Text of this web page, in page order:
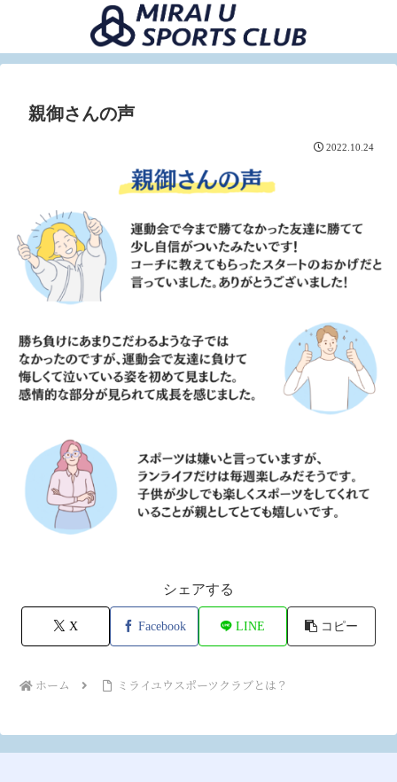
親御さんの声
2022.10.24
シェアする
X Facebook LINE コピー
ホーム ミライユウスポーツクラブとは？